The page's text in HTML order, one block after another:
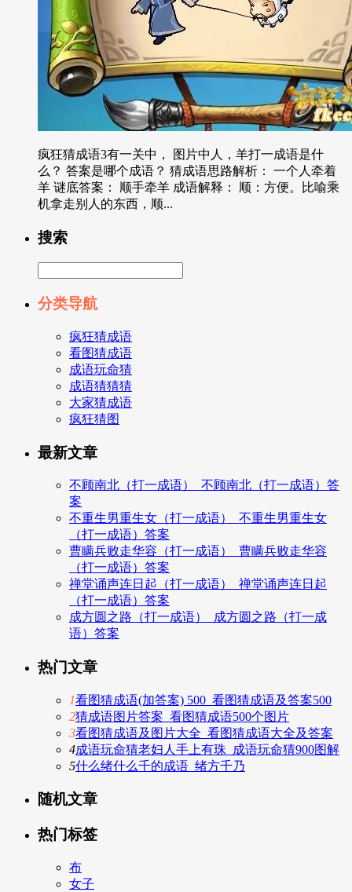
疯狂猜成语3有一关中， 图片中人，羊打一成语是什
么？ 答案是哪个成语？ 猜成语思路解析： 一个人牵着
羊 谜底答案： 顺手牵羊 成语解释： 顺：方便。比喻乘
机拿走别人的东西，顺...
搜索
分类导航
疯狂猜成语
看图猜成语
成语玩命猜
成语猜猜猜
大家猜成语
疯狂猜图
最新文章
不顾南北（打一成语）_不顾南北（打一成语）答
案
不重生男重生女（打一成语）_不重生男重生女
（打一成语）答案
曹瞒兵败走华容（打一成语）_曹瞒兵败走华容
（打一成语）答案
禅堂诵声连日起（打一成语）_禅堂诵声连日起
（打一成语）答案
成方圆之路（打一成语）_成方圆之路（打一成
语）答案
热门文章
1看图猜成语(加答案) 500_看图猜成语及答案500
2猜成语图片答案_看图猜成语500个图片
3看图猜成语及图片大全_看图猜成语大全及答案
4成语玩命猜老妇人手上有珠_成语玩命猜900图解
5什么绪什么千的成语_绪方千乃
随机文章
热门标签
布
女子